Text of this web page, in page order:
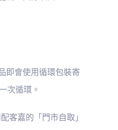
即會使用循環包裝寄
次循環。
客嘉的「門市自取」